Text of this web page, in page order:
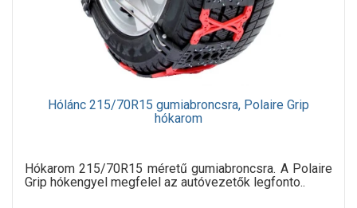
Hólánc 215/70R15 gumiabroncsra, Polaire Grip
hókarom
Hókarom 215/70R15 méretű gumiabroncsra. A Polaire
Grip hókengyel megfelel az autóvezetők legfonto..